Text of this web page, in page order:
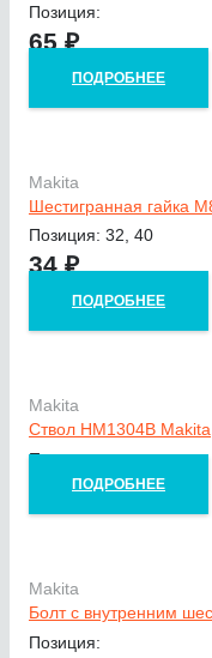
Позиция:
65₽
ПОДРОБНЕЕ
Makita
Шестигранная гайка
Позиция: 32, 40
34₽
ПОДРОБНЕЕ
Makita
Ствол HM1304B Makita
Позиция:
ПОДРОБНЕЕ
Makita
Болт с внутренним
Позиция: